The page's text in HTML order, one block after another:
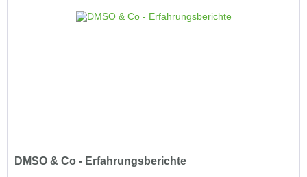
DMSO & Co - Erfahrungsberichte